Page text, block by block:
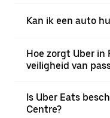
Kan ik een auto
Hoe zorgt Uber in
veiligheid van
Is Uber Eats
Centre?